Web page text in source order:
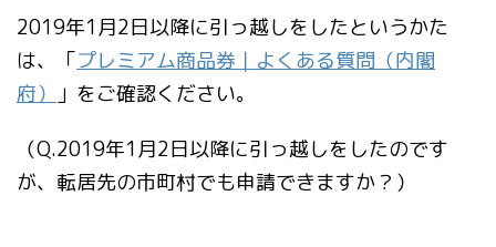
2019年1月2日以降に引っ越しをしたというかた
は、「プレミアム商品券｜よくある質問（内閣
府）
」をご確認ください。
（Q.2019年1月2日以降に引っ越しをしたのです
が、転居先の市町村でも申請できますか？）